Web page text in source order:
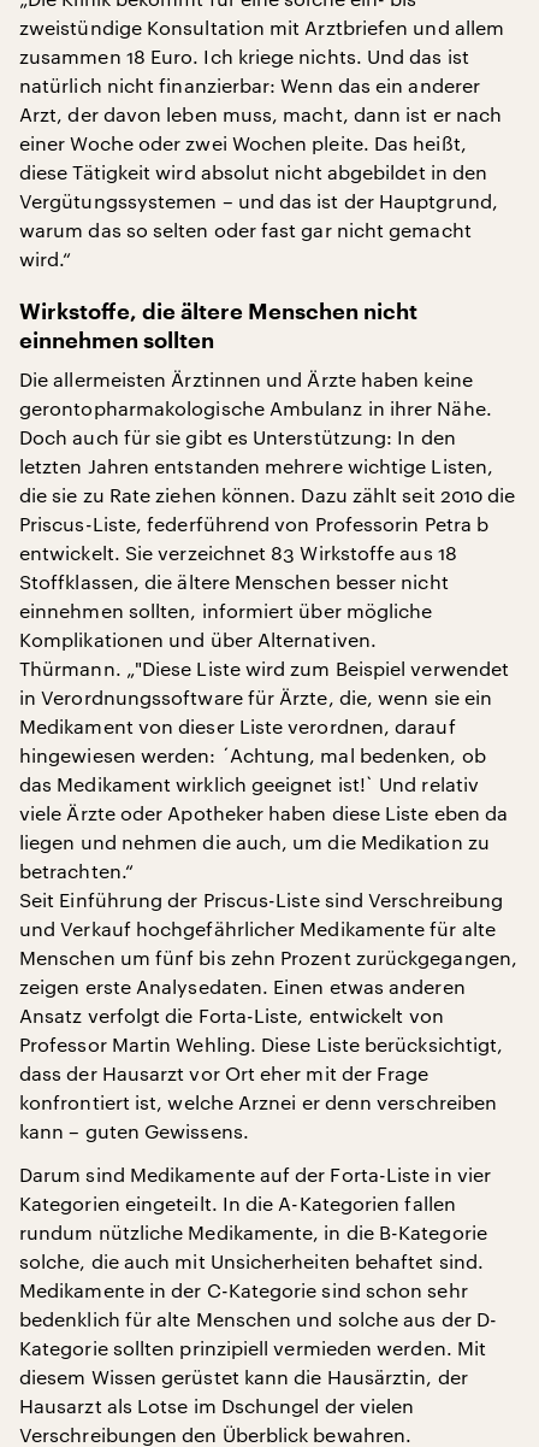
zweistündige Konsultation mit Arztbriefen und allem
zusammen 18 Euro. Ich kriege nichts. Und das ist
natürlich nicht finanzierbar: Wenn das ein anderer
Arzt, der davon leben muss, macht, dann ist er nach
einer Woche oder zwei Wochen pleite. Das heißt,
diese Tätigkeit wird absolut nicht abgebildet in den
Vergütungssystemen – und das ist der Hauptgrund,
warum das so selten oder fast gar nicht gemacht
wird.“
Wirkstoffe, die ältere Menschen nicht
einnehmen sollten
Die allermeisten Ärztinnen und Ärzte haben keine
gerontopharmakologische Ambulanz in ihrer Nähe.
Doch auch für sie gibt es Unterstützung: In den
letzten Jahren entstanden mehrere wichtige Listen,
die sie zu Rate ziehen können. Dazu zählt seit 2010 die
Priscus-Liste, federführend von Professorin Petra b
entwickelt. Sie verzeichnet 83 Wirkstoffe aus 18
Stoffklassen, die ältere Menschen besser nicht
einnehmen sollten, informiert über mögliche
Komplikationen und über Alternativen.
Thürmann. „"Diese Liste wird zum Beispiel verwendet
in Verordnungssoftware für Ärzte, die, wenn sie ein
Medikament von dieser Liste verordnen, darauf
hingewiesen werden: ´Achtung, mal bedenken, ob
das Medikament wirklich geeignet ist!` Und relativ
viele Ärzte oder Apotheker haben diese Liste eben da
liegen und nehmen die auch, um die Medikation zu
betrachten.“
Seit Einführung der Priscus-Liste sind Verschreibung
und Verkauf hochgefährlicher Medikamente für alte
Menschen um fünf bis zehn Prozent zurückgegangen,
zeigen erste Analysedaten. Einen etwas anderen
Ansatz verfolgt die Forta-Liste, entwickelt von
Professor Martin Wehling. Diese Liste berücksichtigt,
dass der Hausarzt vor Ort eher mit der Frage
konfrontiert ist, welche Arznei er denn verschreiben
kann – guten Gewissens.
Darum sind Medikamente auf der Forta-Liste in vier
Kategorien eingeteilt. In die A-Kategorien fallen
rundum nützliche Medikamente, in die B-Kategorie
solche, die auch mit Unsicherheiten behaftet sind.
Medikamente in der C-Kategorie sind schon sehr
bedenklich für alte Menschen und solche aus der D-
Kategorie sollten prinzipiell vermieden werden. Mit
diesem Wissen gerüstet kann die Hausärztin, der
Hausarzt als Lotse im Dschungel der vielen
Verschreibungen den Überblick bewahren.